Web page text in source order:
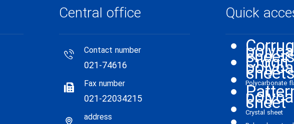
Central office
Contact number
021-74616
Fax number
021-22034215
address
Quick
Crogit
Polycarbonate
sheet
Crystal sheet